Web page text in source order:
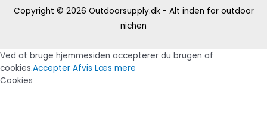
Copyright © 2026 Outdoorsupply.dk - Alt inden for outdoor
nichen
Ved at bruge hjemmesiden accepterer du brugen af
cookies.Accepter Afvis Læs mere
Cookies